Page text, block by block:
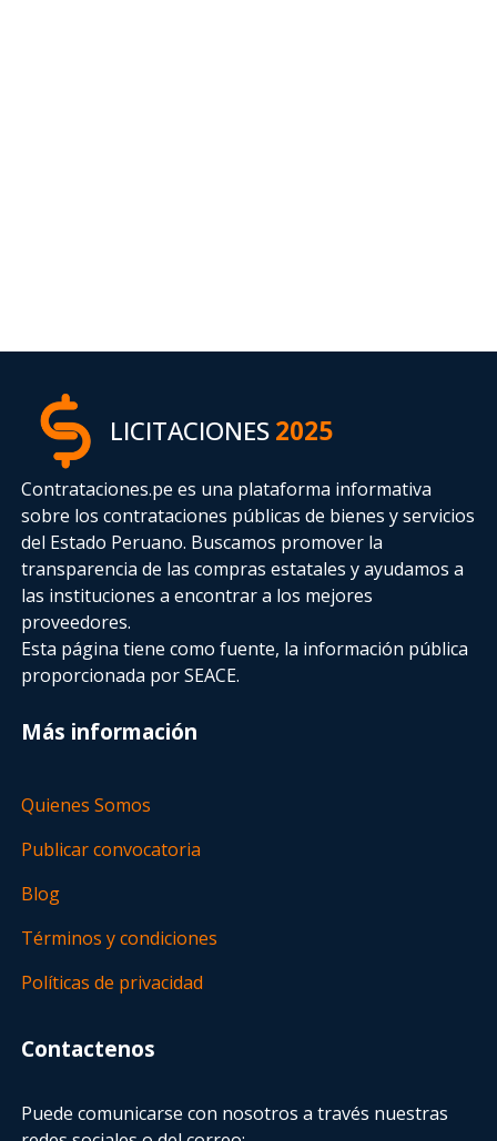
LICITACIONES2025
Contrataciones.pe es una plataforma informativa
sobre los contrataciones públicas de bienes y servicios
del Estado Peruano. Buscamos promover la
transparencia de las compras estatalesy ayudamos a
las instituciones a encontrar a los mejores
proveedores.
Esta página tiene como fuente, la información pública
proporcionada por SEACE.
Más información
Quienes Somos
Publicar convocatoria
Blog
Términos y condiciones
Políticas de privacidad
Contactenos
Puede comunicarse con nosotros a través nuestras